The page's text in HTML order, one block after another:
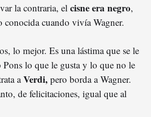
la contraria, el cisne era negro,
conocida cuando vivía Wagner.
lo mejor. Es una lástima que se le
Pons lo que le gusta y lo que no le
aVerdi, pero borda a Wagner.
de felicitaciones, igual que al